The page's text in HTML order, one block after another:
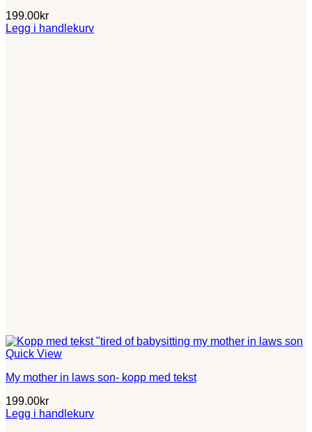
199.00kr
Legg i handlekurv
Quick View
My mother in laws son- kopp med tekst
199.00kr
Legg i handlekurv